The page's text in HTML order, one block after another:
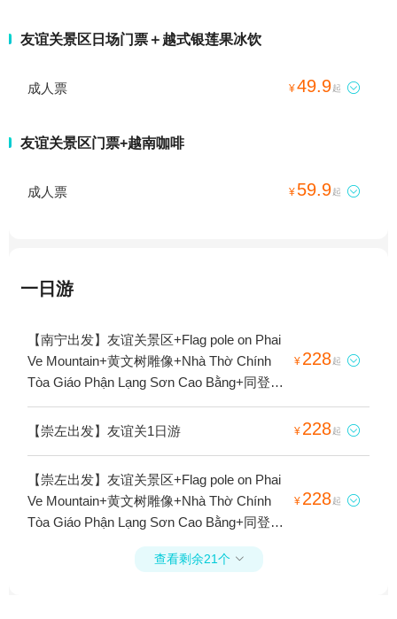
友谊关景区日场门票＋越式银莲果冰饮
成人票 ¥49.9起 
友谊关景区门票+越南咖啡
成人票 ¥ 59.9起 
一日游
【南宁出发】友谊关景区+Flag pole on Phai
Ve Mountain+黄文树雕像+Nhà Thờ Chính
Tòa Giáo Phận Lạng Sơn Cao Bằng+同登寺
1日游
¥ 228起 
【崇左出发】友谊关1日游 ¥ 228起 
【崇左出发】友谊关景区+Flag pole on Phai
Ve Mountain+黄文树雕像+Nhà Thờ Chính
Tòa Giáo Phận Lạng Sơn Cao Bằng+同登母
¥ 228起 
查看剩余21个 